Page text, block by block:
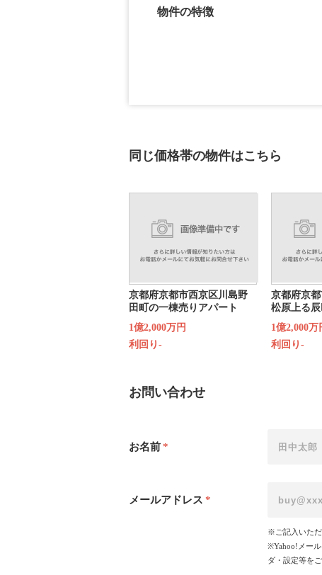
物件の特徴
同じ価格帯の物件はこちら
京都府京都市西京区川島野
田町の一棟売りアパート
1億2,000万円
利回り-
京都府京
松原上る
1億2,000万
利回り-
お問い合わせ
お名前*
メールアドレス *
※ご記入いただ
※Yahoo!メー
ダ・設定等を